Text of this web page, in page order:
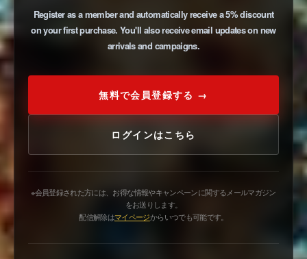
Register as a member and automatically receive a 5% discount
on your first purchase. You'll also receive email updates on new
arrivals and campaigns.
無料で会員登録する →
ログインはこちら
※会員登録された方には、お得な情報やキャンペーンに関するメールマガジン
をお送りします。
配信解除はマイページからいつでも可能です。